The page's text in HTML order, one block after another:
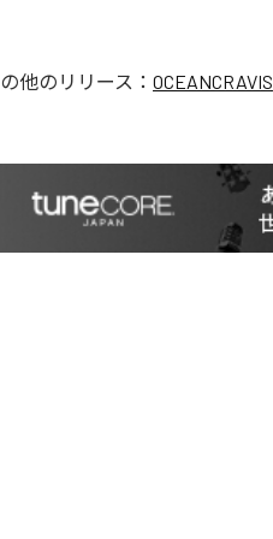
の他のリリース： OCEANCRAVIS